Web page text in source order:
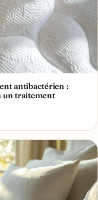
antibactérien :
un traitement